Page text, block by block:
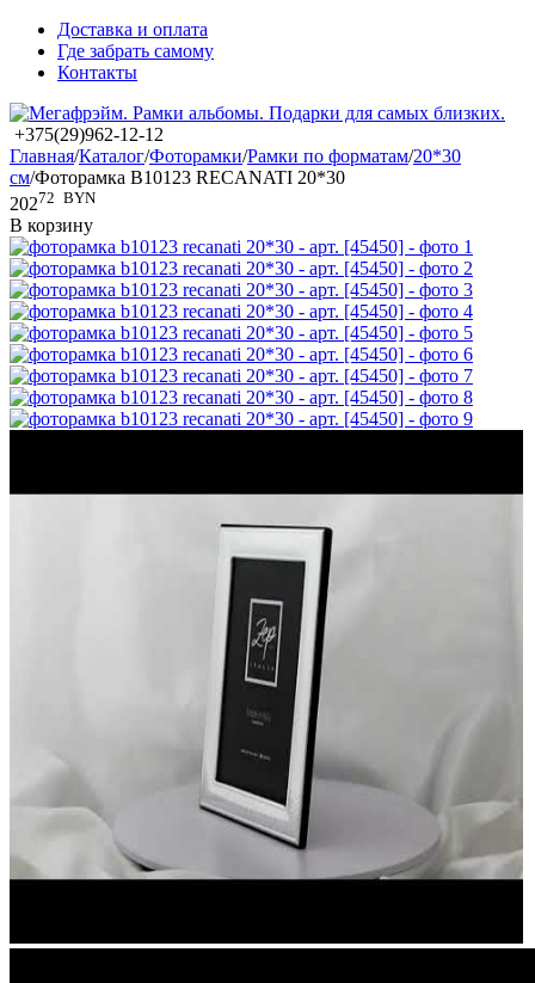
Доставка и оплата
Где забрать самому
Контакты
+375(29)962-12-12
Главная/Каталог/Фоторамки/Рамки по форматам/20*30
см/Фоторамка B10123 RECANATI 20*30
20272 BYN
В корзину